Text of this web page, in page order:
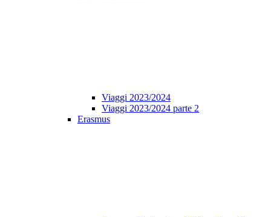
Viaggi 2023/2024
Viaggi 2023/2024 parte 2
Erasmus